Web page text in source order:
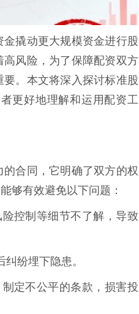
撬动更大规模资金进行股
风险，为了保障配资双方
。本文将深入探讨标准股
更好地理解和运用配资工
合同，它明确了双方的权
够有效避免以下问题：
控制等细节不了解，导致
纷埋下隐患。
定不公平的条款，损害投